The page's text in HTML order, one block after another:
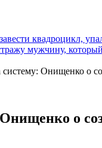
квадроцикл,
мужчину,
систему: Онищенко о
о